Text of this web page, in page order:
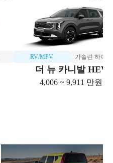
RV/MPV 가솔린 하이
더 뉴 카니발 HEV
4,006 ~ 9,911 만원